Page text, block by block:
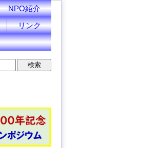
NPO紹介
リンク